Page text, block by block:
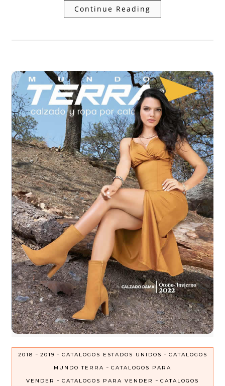
Continue Reading
2018 - 2019 - CATALOGOS ESTADOS UNIDOS - CATALOGOS
MUNDO TERRA - CATALOGOS PARA
VENDER
- CATALOGOS PARA VENDER - CATALOGOS